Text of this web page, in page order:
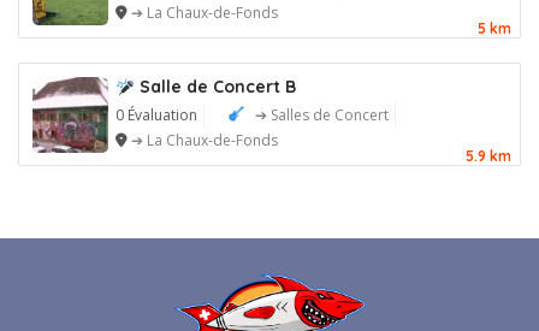
➔ La Chaux-de-Fonds
5 km
Salle de Concert B
0 Évaluation
➔ Salles de Concert
➔ La Chaux-de-Fonds
5.9 km